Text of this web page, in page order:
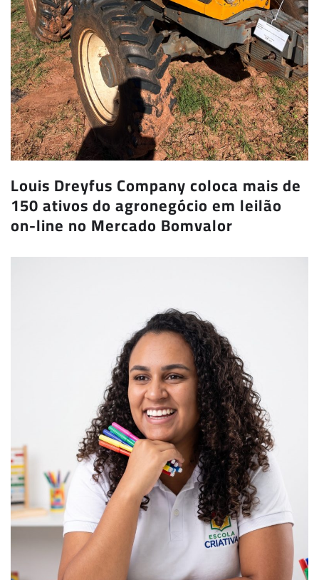
Louis Dreyfus Company coloca mais de
150 ativos do agronegócio em leilão
on-line no Mercado Bomvalor